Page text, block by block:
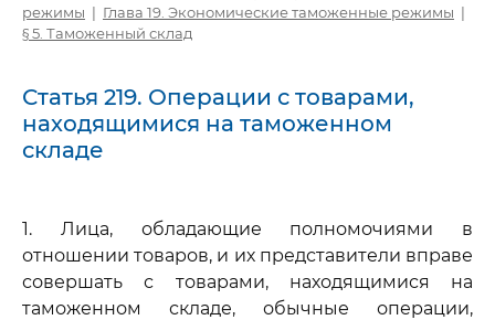
режимы | Глава 19. Экономические таможенные режимы |
§ 5. Таможенный склад
Статья 219. Операции с товарами,
находящимися на таможенном
складе
1. Лица, обладающие полномочиями в
отношении товаров, и их представители вправе
совершать с товарами, находящимися на
таможенном складе, обычные операции,